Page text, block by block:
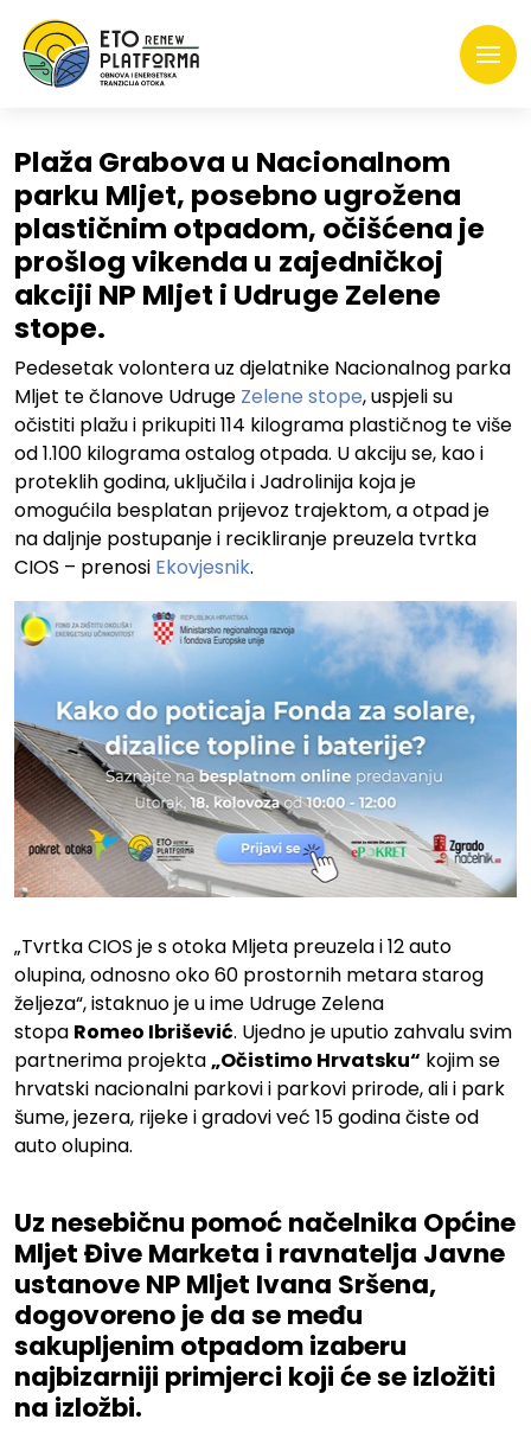
Plaža Grabova u Nacionalnom
parku Mljet, posebno ugrožena
plastičnim otpadom, očišćena je
prošlog vikenda u zajedničkoj
akciji NP Mljet i Udruge Zelene
stope.
Pedesetak volontera uz djelatnike Nacionalnog parka
Mljet te članove Udruge Zelene stope, uspjeli su
očistiti plažu i prikupiti 114 kilograma plastičnog te više
od 1.100 kilograma ostalog otpada. U akciju se, kao i
proteklih godina, uključila i Jadrolinija koja je
omogućila besplatan prijevoz trajektom, a otpad je
na daljnje postupanje i recikliranje preuzela tvrtka
CIOS – prenosi Ekovjesnik.
„Tvrtka CIOS je s otoka Mljeta preuzela i 12 auto
olupina, odnosno oko 60 prostornih metara starog
željeza“, istaknuo je u ime Udruge Zelena
stopa Romeo Ibrišević. Ujedno je uputio zahvalu svim
partnerima projekta„Očistimo Hrvatsku“ kojim se
hrvatski nacionalni parkovi i parkovi prirode, ali i park
šume, jezera, rijeke i gradovi već 15 godina čiste od
auto olupina.
Uz nesebičnu pomoć načelnika Općine
Mljet Đive Marketa i ravnatelja Javne
ustanove NP Mljet Ivana Sršena,
dogovoreno je da se među
sakupljenim otpadom izaberu
najbizarniji primjerci koji će se izložiti
na izložbi.